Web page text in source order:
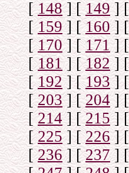
[148] [149]
[159] [160]
[170] [171]
[181] [182]
[192] [193]
[203] [204]
[214] [215]
[225] [226]
[236] [237]